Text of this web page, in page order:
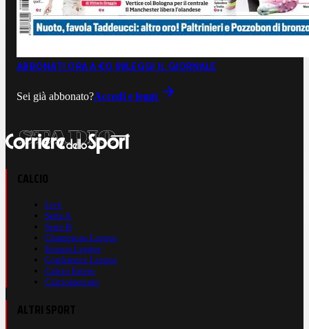
ABBONATI ORA A €0,99LEGGI IL GIORNALE
Sei già abbonato?Accedi e leggi
Live
Serie A
Serie B
Champions League
Europa League
Conference League
Calcio Estero
Calciomercato